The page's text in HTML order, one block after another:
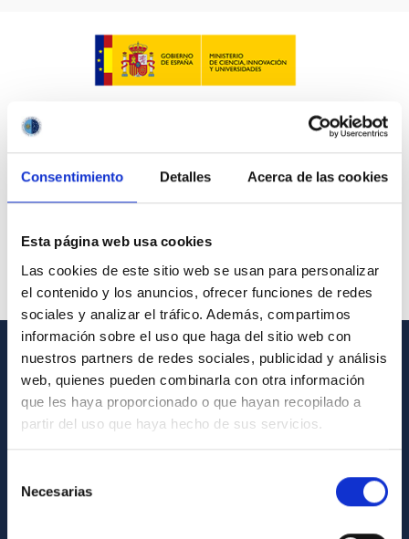
Consentimiento Detalles Acerca de las cookies
Esta página web usa cookies
Las cookies de este sitio web se usan para personalizar
el contenido y los anuncios, ofrecer funciones de redes
sociales y analizar el tráfico. Además, compartimos
información sobre el uso que haga del sitio web con
nuestros partners de redes sociales, publicidad y análisis
web, quienes pueden combinarla con otra información
que les haya proporcionado o que hayan recopilado a
partir del uso que haya hecho de sus servicios.
Necesarias
INFORMACIÓN GENERAL
Contacto